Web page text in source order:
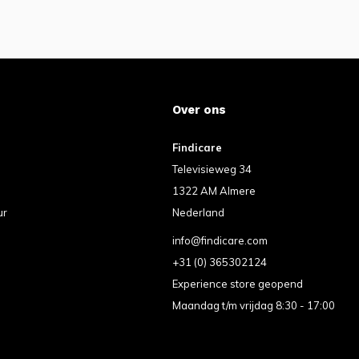
Over ons
Findicare
Televisieweg 34
1322 AM Almere
Nederland
info@findicare.com
+31 (0) 365302124
Experience store geopend
Maandag t/m vrijdag 8:30 - 17:00